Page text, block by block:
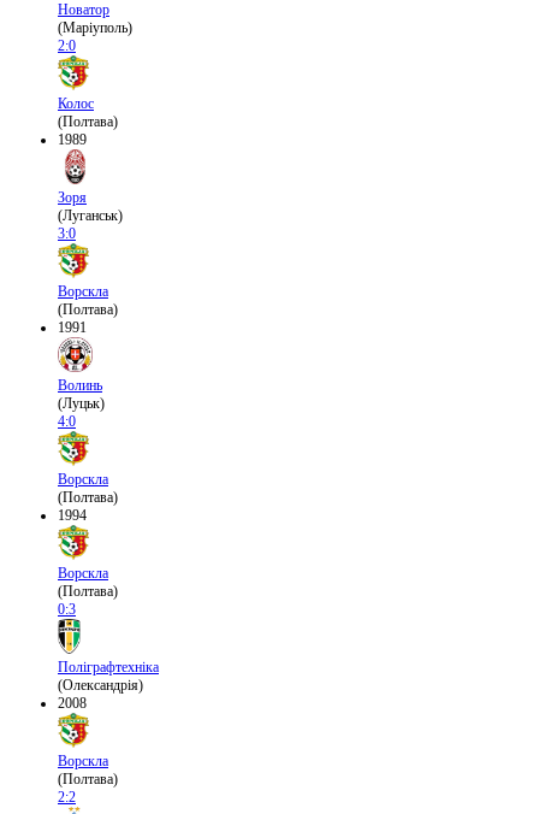
Новатор
(Маріуполь)
2:0
Колос
(Полтава)
1989
Зоря
(Луганськ)
3:0
Ворскла
(Полтава)
1991
Волинь
(Луцьк)
4:0
Ворскла
(Полтава)
1994
Ворскла
(Полтава)
0:3
Поліграфтехніка
(Олександрія)
2008
Ворскла
(Полтава)
2:2